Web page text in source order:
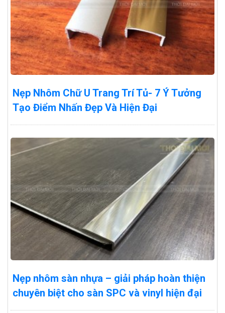
Nẹp Nhôm Chữ U Trang Trí Tủ- 7 Ý Tưởng
Tạo Điểm Nhấn Đẹp Và Hiện Đại
Nẹp nhôm sàn nhựa – giải pháp hoàn thiện
chuyên biệt cho sàn SPC và vinyl hiện đại